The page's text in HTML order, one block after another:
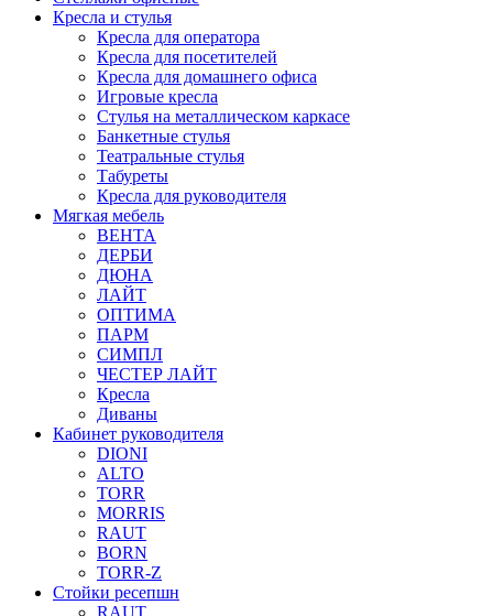
Кресла и стулья
Кресла для оператора
Кресла для посетителей
Кресла для домашнего офиса
Игровые кресла
Стулья на металлическом каркасе
Банкетные стулья
Театральные стулья
Табуреты
Кресла для руководителя
Мягкая мебель
ВЕНТА
ДЕРБИ
ДЮНА
ЛАЙТ
ОПТИМА
ПАРМ
СИМПЛ
ЧЕСТЕР ЛАЙТ
Кресла
Диваны
Кабинет руководителя
DIONI
ALTO
TORR
MORRIS
RAUT
BORN
TORR-Z
Стойки ресепшн
RAUT